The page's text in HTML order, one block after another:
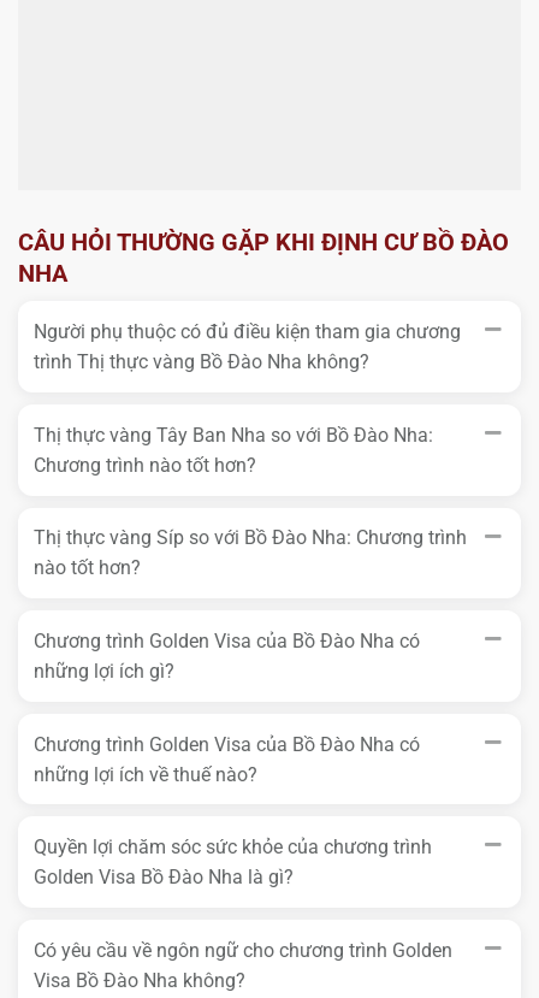
CÂU HỎI THƯỜNG GẶP KHI ĐỊNH CƯ BỒ ĐÀO
NHA
Người phụ thuộc có đủ điều kiện tham gia chương
trình Thị thực vàng Bồ Đào Nha không?
Thị thực vàng Tây Ban Nha so với Bồ Đào Nha:
Chương trình nào tốt hơn?
Thị thực vàng Síp so với Bồ Đào Nha: Chương trình
nào tốt hơn?
Chương trình Golden Visa của Bồ Đào Nha có
những lợi ích gì?
Chương trình Golden Visa của Bồ Đào Nha có
những lợi ích về thuế nào?
Quyền lợi chăm sóc sức khỏe của chương trình
Golden Visa Bồ Đào Nha là gì?
Có yêu cầu về ngôn ngữ cho chương trình Golden
Visa Bồ Đào Nha không?